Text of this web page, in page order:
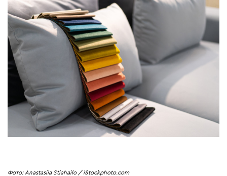
Фото: Anastasiia Stiahailo / iStockphoto.com